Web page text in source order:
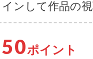
インして作品の
50ポイント